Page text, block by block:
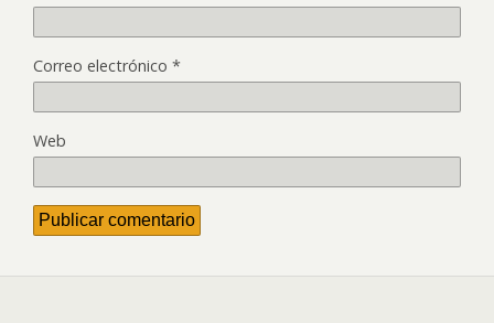
Correo electrónico *
Web